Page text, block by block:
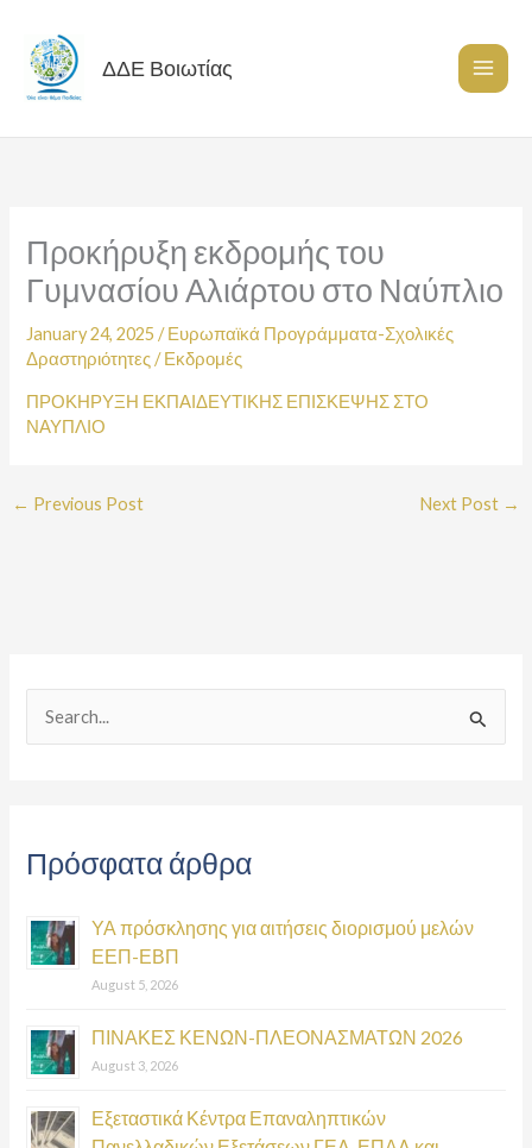
content
ΔΔΕ Βοιωτίας
Προκήρυξη εκδρομής του
Γυμνασίου Αλιάρτου στο Ναύπλιο
January 24, 2025/Ευρωπαϊκά Προγράμματα-Σχολικές
Δραστηριότητες/Εκδρομές
ΠΡΟΚΗΡΥΞΗ ΕΚΠΑΙΔΕΥΤΙΚΗΣ ΕΠΙΣΚΕΨΗΣ ΣΤΟ
ΝΑΥΠΛΙΟ
← Previous Post Next Post →
c
f
o
Πρόσφατα άρθρα
ΥΑ πρόσκλησης για αιτήσεις διορισμού μελών
ΕΕΠ-ΕΒΠ
August 5, 2026
ΠΙΝΑΚΕΣ ΚΕΝΩΝ-ΠΛΕΟΝΑΣΜΑΤΩΝ 2026
August 3, 2026
Εξεταστικά Κέντρα Επαναληπτικών